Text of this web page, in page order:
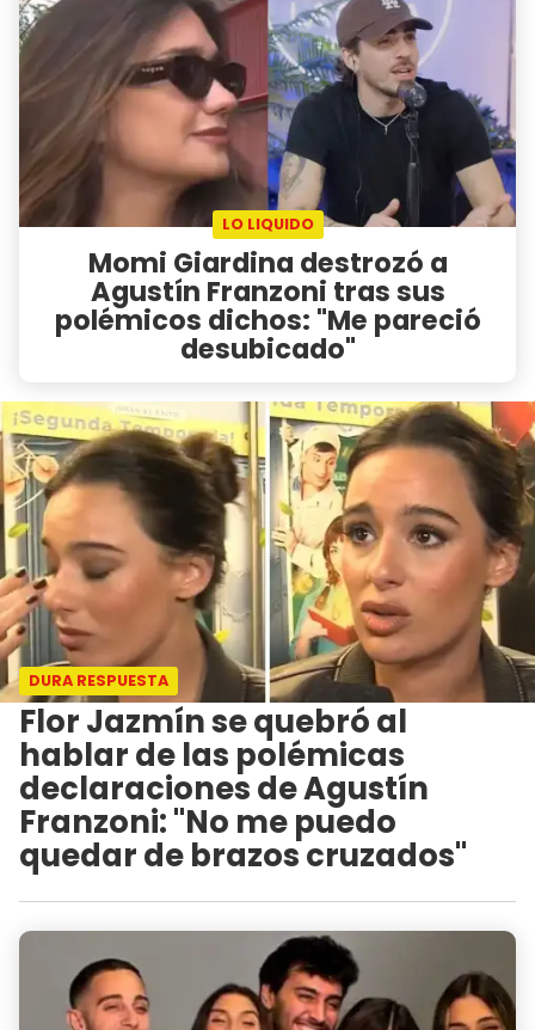
LO LIQUIDO
Momi Giardina destrozó a
Agustín Franzoni tras sus
polémicos dichos: "Me pareció
desubicado"
DURA RESPUESTA
Flor Jazmín se quebró al
hablar de las polémicas
declaraciones de Agustín
Franzoni: "No me puedo
quedar de brazos cruzados"